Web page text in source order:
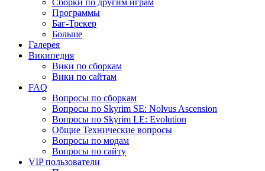
Программы
Баг-Трекер
Больше
Галерея
Википедия
Вики по сборкам
Вики по сайтам
FAQ
Вопросы по сборкам
Вопросы по Skyrim SE: Nolvus Ascension
Вопросы по Skyrim LE: Evolution
Общие Технические вопросы
Вопросы по модам
Вопросы по сайту
VIP пользователи